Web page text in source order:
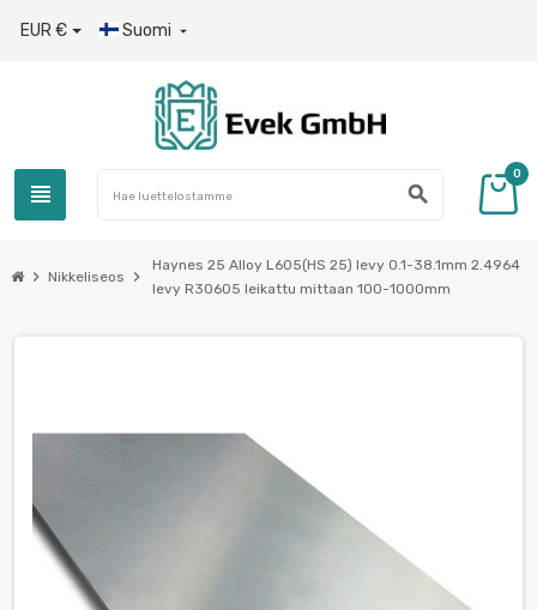
EUR € Suomi 
view_headline search
0
chevron_right Nikkeliseos chevron_right
Haynes 25 Alloy L605(HS 25) levy 0.1-38.1mm 2.4964
levy R30605 leikattu mittaan 100-1000mm